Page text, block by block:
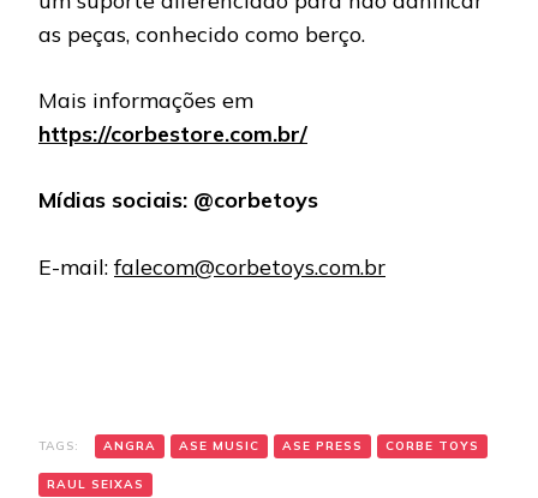
as peças, conhecido como berço.
Mais informações em
https://corbestore.com.br/
Mídias sociais: @corbetoys
E-mail:falecom@corbetoys.com.br
TAGS: ANGRA ASE MUSIC ASE PRESS CORBE TOYS
RAUL SEIXAS